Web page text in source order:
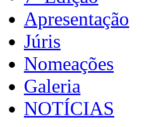
Apresentação
Júris
Nomeações
Galeria
NOTÍCIAS